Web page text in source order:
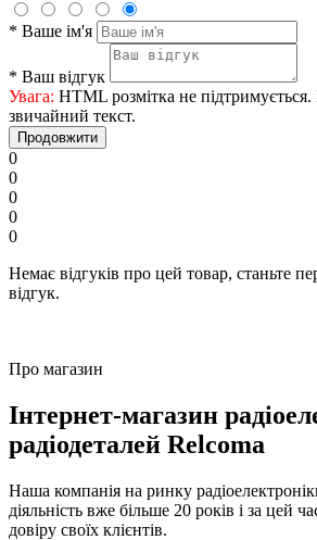
* Ваше ім'я
* Ваш відгук
Увага: HTML розмітка не
звичайний текст.
Продовжити
0
0
0
0
0
Немає відгуків про цей товар, станьте
відгук.
Про магазин
Інтернет-магазин
радіодеталей Relcoma
Наша компанія на ринку
діяльність вже більше 20 років і за цей
довіру своїх клієнтів.